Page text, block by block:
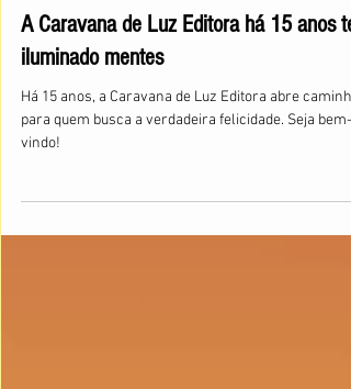
A Caravana de Luz Editora há 15 anos
iluminado mentes
Há 15 anos, a Caravana de Luz Editora abre
para quem busca a verdadeira felicidade. Seja bem-
vindo!